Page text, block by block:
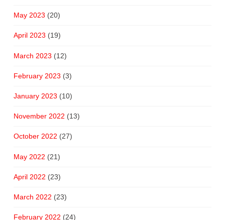
May 2023 (20)
April 2023 (19)
March 2023 (12)
February 2023 (3)
January 2023 (10)
November 2022 (13)
October 2022 (27)
May 2022 (21)
April 2022 (23)
March 2022 (23)
February 2022 (24)